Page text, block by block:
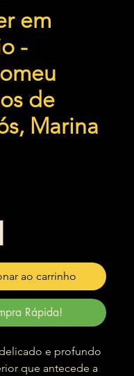
em
-
de
Marina
ao carrinho
Rápida!
e profundo
que antecede a